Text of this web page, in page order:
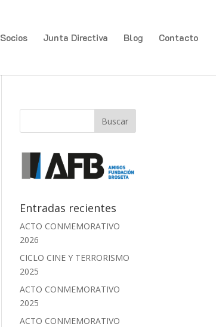
Socios Junta Directiva Blog Contacto
Entradas recientes
ACTO CONMEMORATIVO
2026
CICLO CINE Y TERRORISMO
2025
ACTO CONMEMORATIVO
2025
ACTO CONMEMORATIVO